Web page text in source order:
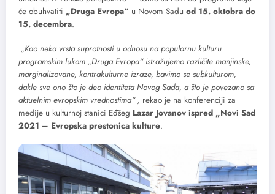
će obuhvatiti „Druga Evropa“ u Novom Sadu od 15. oktobra do
15. decembra.
„Kao neka vrsta suprotnosti u odnosu na popularnu kulturu
programskim lukom „Druga Evropa“ istražujemo različite manjinske,
marginalizovane, kontrakulturne izraze, bavimo se subkulturom,
dakle sve ono što je deo identiteta Novog Sada, a što je povezano sa
aktuelnim evropskim vrednostima“ , rekao je na konferenciji za
medije u kulturnoj stanici Eđšeg Lazar Jovanov ispred „Novi Sad
2021 – Evropska prestonica kulture.